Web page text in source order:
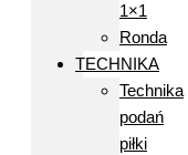
1×1
Ronda
TECHNIKA
Technika
podań
piłki